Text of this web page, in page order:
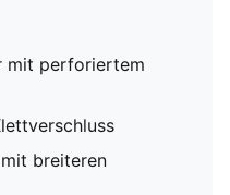
mit perforiertem
breiteren